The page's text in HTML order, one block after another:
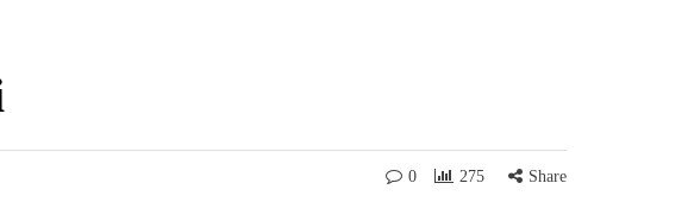
0 275 Share